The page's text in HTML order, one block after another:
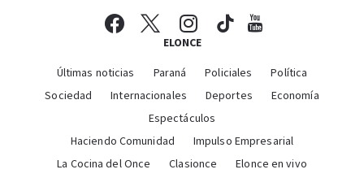
ELONCE
Últimas noticias Paraná Policiales
Política
Sociedad
Internacionales Deportes
Economía
Espectáculos
Haciendo Comunidad
Impulso Empresarial
La Cocina del Once
Clasionce
Elonce en vivo